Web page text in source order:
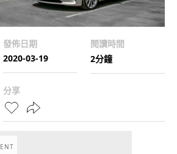
發佈日期
2020-03-19
閱讀時間
2分鐘
分享